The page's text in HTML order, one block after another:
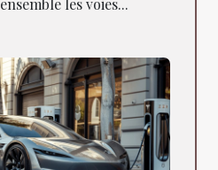
les voies...